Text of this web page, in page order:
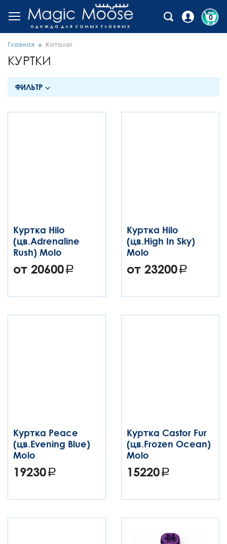
0
Главная Каталог
КУРТКИ
ФИЛЬТР
Куртка Hilo
(цв.Adrenaline
Rush) Molo
от 20600
Куртка Hilo
(цв.High In Sky)
Molo
от 23200
Куртка Peace
(цв.Evening Blue)
Molo
19230
Куртка Castor Fur
(цв.Frozen Ocean)
Molo
15220